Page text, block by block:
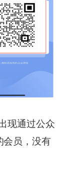
现通过公众
会员，没有